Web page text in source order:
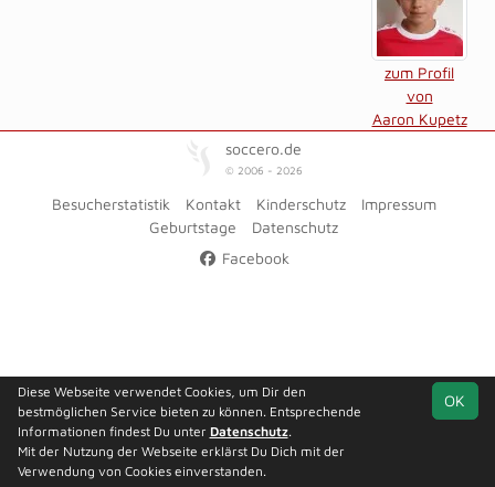
zum Profil
von
Aaron Kupetz
soccero.de
© 2006 - 2026
Besucherstatistik Kontakt Kinderschutz
Impressum
Geburtstage
Datenschutz
Facebook
OK
Diese Webseite verwendet Cookies, um Dir den
bestmöglichen Service bieten zu können. Entsprechende
Informationen findest Du unter Datenschutz.
Mit der Nutzung der Webseite erklärst Du Dich mit der
Verwendung von Cookies einverstanden.